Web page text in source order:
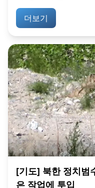
더보기
[기도] 북한 정치범
은 작업에 투입